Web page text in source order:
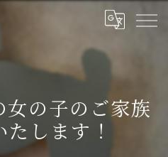
女の子のご家族
します！